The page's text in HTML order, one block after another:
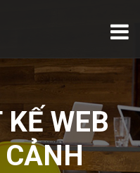
WEB